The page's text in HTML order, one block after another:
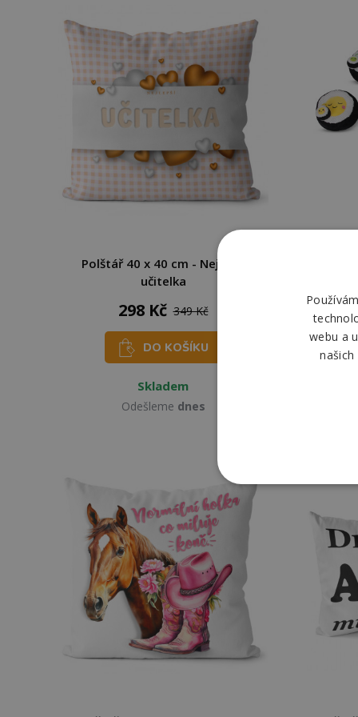
Polštář 40 x 40 cm - Nejlepší
učitelka
298 Kč 349 Kč
DO KOŠÍKU
Skladem
Odešleme dnes
webu a